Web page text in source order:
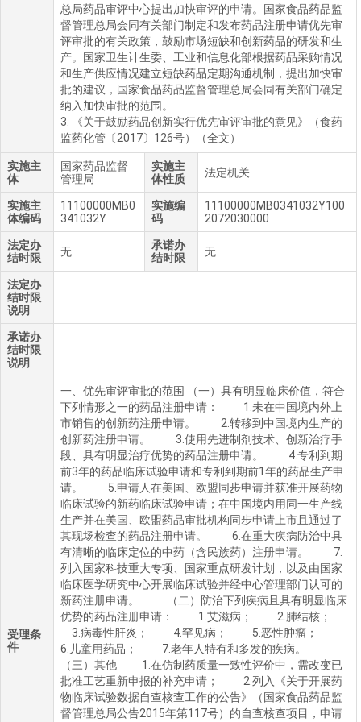
总局药品审评中心提出加快审评的申请。国家食品药品监
督管理总局会同有关部门制定和发布药品注册申请优先审
评审批的有关政策，鼓励市场短缺和创新药品的研发和生
产。国家卫生计生委、工业和信息化部根据药品采购情况
和生产供应情况建立短缺药品定期沟通机制，提出加快审
批的建议，国家食品药品监督管理总局会同有关部门确定
纳入加快审批的范围。
3. 《关于鼓励药品创新实行优先审评审批的意见》（食药
监药化管〔2017〕126号）（全文）
实施主
体
国家药品监督
管理局
实施主
体性质
法定机关
实施主
体编码
11100000MB0
341032Y
实施编
码
11100000MB0341032Y100
2072030000
法定办
结时限
无
承诺办
结时限
无
法定办
结时限
说明
承诺办
结时限
说明
受理条
件
一、优先审评审批的范围 （一）具有明显临床价值，符合
下列情形之一的药品注册申请： 1.未在中国境内外上
市销售的创新药注册申请。 2.转移到中国境内生产的
创新药注册申请。 3.使用先进制剂技术、创新治疗手
段、具有明显治疗优势的药品注册申请。 4.专利到期
前3年的药品临床试验申请和专利到期前1年的药品生产申
请。 5.申请人在美国、欧盟同步申请并获准开展药物
临床试验的新药临床试验申请；在中国境内用同一生产线
生产并在美国、欧盟药品审批机构同步申请上市且通过了
其现场检查的药品注册申请。 6.在重大疾病防治中具
有清晰的临床定位的中药（含民族药）注册申请。 7.
列入国家科技重大专项、国家重点研发计划，以及由国家
临床医学研究中心开展临床试验并经中心管理部门认可的
新药注册申请。 （二）防治下列疾病且具有明显临床
优势的药品注册申请： 1.艾滋病； 2.肺结核；
3.病毒性肝炎； 4.罕见病； 5.恶性肿瘤；
6.儿童用药品； 7.老年人特有和多发的疾病。
（三）其他 1.在仿制药质量一致性评价中，需改变已
批准工艺重新申报的补充申请； 2.列入《关于开展药
物临床试验数据自查核查工作的公告》（国家食品药品监
督管理总局公告2015年第117号）的自查核查项目，申请